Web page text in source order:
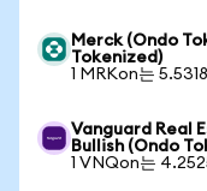
Merck (Ondo
Tokenized)
1 MRKon는
Vanguard Real
Bullish (Ondo
1 VNQon는